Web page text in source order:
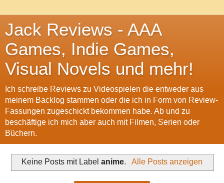
Jack Reviews - AAA
Games, Indie Games,
Visual Novels und mehr!
Ich schreibe Reviews zu Videospielen die entweder aus
meinem Backlog stammen oder die ich in Form von Review-
Fassungen zugeschickt bekommen habe. Ab und zu
beschäftige ich mich aber auch mit Filmen, Serien oder
Büchern.
Keine Posts mit Labelanime. Alle Posts anzeigen